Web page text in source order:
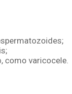
como varicocele.